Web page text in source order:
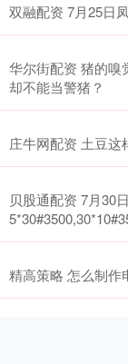
双融配资 7月25日
华尔街配资 猪的嗅
却不能当警猪？
庄牛网配资 土豆
贝股通配资 7月30
精高策略 怎么制作